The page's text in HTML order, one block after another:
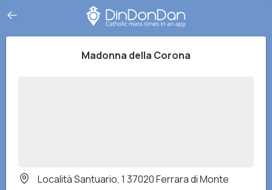
Madonna della Corona
Località Santuario, 1 37020 Ferrara di Monte